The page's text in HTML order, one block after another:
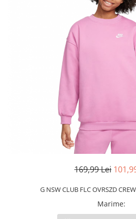
169,99 Lei
G NSW CLUB FLC OVRSZD
Marime: